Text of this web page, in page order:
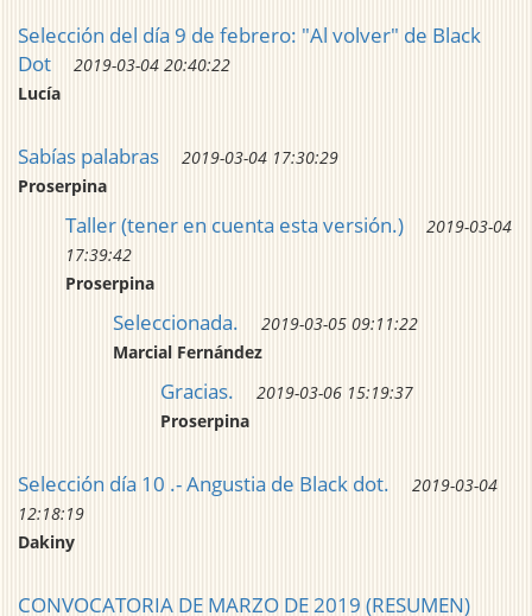
Selección del día 9 de febrero: "Al volver" de Black
Dot
2019-03-04 20:40:22
Lucía
Sabías palabras
2019-03-04 17:30:29
Proserpina
Taller (tener en cuenta esta versión.)
2019-03-04
17:39:42
Proserpina
Seleccionada.
2019-03-05 09:11:22
Marcial Fernández
Gracias.
2019-03-06 15:19:37
Proserpina
Selección día 10 .- Angustia de Black dot.
2019-03-04
12:18:19
Dakiny
CONVOCATORIA DE MARZO DE 2019 (RESUMEN)